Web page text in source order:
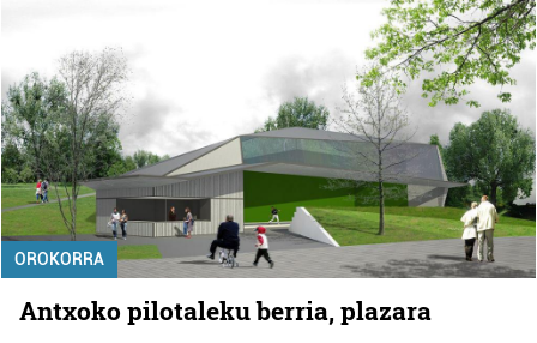
OROKORRA
Antxoko pilotaleku berria, plazara